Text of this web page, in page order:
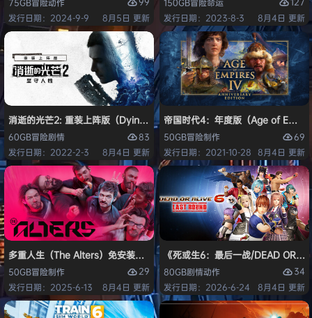
发行日期：2024-9-9
8月5日 更新
发行日期：2023-8-3
8月4日 更新
消逝的光芒2: 重装上阵版（Dying Light 2 Stay Human: Reloaded
60GB冒险剧情
83
发行日期：2022-2-3
8月4日 更新
帝国时代4：年度版（Age of
50GB冒险制作
69
发行日期：2021-10-28 8月4日 更新
多重人生（The Alters）免安装中文版
50GB冒险制作
29
发行日期：2025-6-13
8月4日 更新
《死或生6：最后一战/DEAD OR
80GB剧情动作
34
发行日期：2026-6-24
8月4日 更新